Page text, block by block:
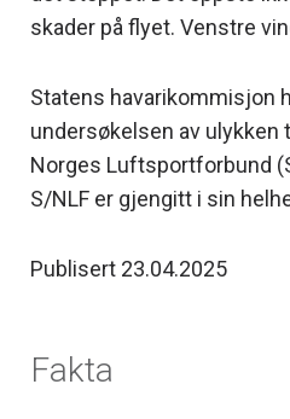
skader på flyet. Venstre
Statens havarikommisjon
undersøkelsen av
Norges Luftsportforbund
S/NLF er gjengitt i sin
Publisert 23.04.2025
Fakta